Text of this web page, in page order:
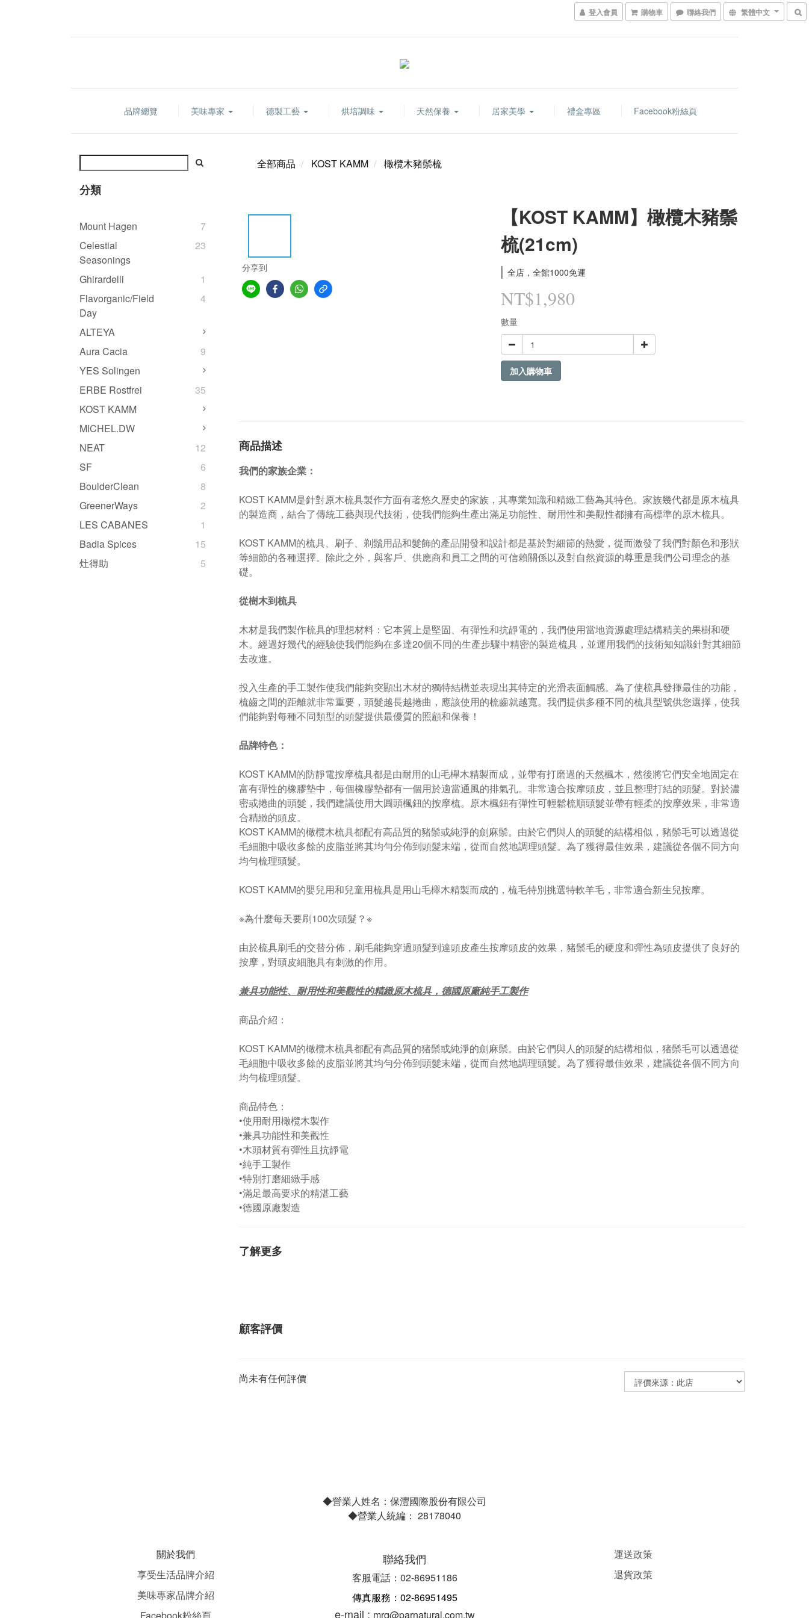
登入會員 購物車 聯絡我們 繁體中文
品牌總覽 美味專家 德製工藝 烘培調味 天然保養 居家美學 禮盒專區 Facebook粉絲頁
分類
Mount Hagen
7
Celestial
Seasonings
23
Ghirardelli
1
Flavorganic/Field
Day
4
ALTEYA
Aura Cacia
9
YES Solingen
ERBE Rostfrei
35
KOST KAMM
MICHEL.DW
NEAT
12
SF
6
BoulderClean
8
GreenerWays
2
LES CABANES
1
Badia Spices
15
灶得助
5
全部商品 KOST KAMM 橄欖木豬鬃梳
分享到
【KOST KAMM】橄欖木豬鬃
梳(21cm)
全店，全館1000免運
NT$1,980
數量
加入購物車
商品描述
我們的家族企業：
KOST KAMM是針對原木梳具製作方面有著悠久歷史的家族，其專業知識和精緻工藝為其特色。家族幾代都是原木梳具
的製造商，結合了傳統工藝與現代技術，使我們能夠生產出滿足功能性、耐用性和美觀性都擁有高標準的原木梳具。
KOST KAMM的梳具、刷子、剃鬚用品和髮飾的產品開發和設計都是基於對細節的熱愛，從而激發了我們對顏色和形狀
等細節的各種選擇。除此之外，與客戶、供應商和員工之間的可信賴關係以及對自然資源的尊重是我們公司理念的基
礎。
從樹木到梳具
木材是我們製作梳具的理想材料：它本質上是堅固、有彈性和抗靜電的，我們使用當地資源處理結構精美的果樹和硬
木。經過好幾代的經驗使我們能夠在多達20個不同的生產步驟中精密的製造梳具，並運用我們的技術知知識針對其細節
去改進。
投入生產的手工製作使我們能夠突顯出木材的獨特結構並表現出其特定的光滑表面觸感。為了使梳具發揮最佳的功能，
梳齒之間的距離就非常重要，頭髮越長越捲曲，應該使用的梳齒就越寬。我們提供多種不同的梳具型號供您選擇，使我
們能夠對每種不同類型的頭髮提供最優質的照顧和保養！
品牌特色：
KOST KAMM的防靜電按摩梳具都是由耐用的山毛櫸木精製而成，並帶有打磨過的天然楓木，然後將它們安全地固定在
富有彈性的橡膠墊中，每個橡膠墊都有一個用於適當通風的排氣孔。非常適合按摩頭皮，並且整理打結的頭髮。對於濃
密或捲曲的頭髮，我們建議使用大圓頭楓鈕的按摩梳。原木楓鈕有彈性可輕鬆梳順頭髮並帶有輕柔的按摩效果，非常適
合精緻的頭皮。
KOST KAMM的橄欖木梳具都配有高品質的豬鬃或純淨的劍麻鬃。由於它們與人的頭髮的結構相似，豬鬃毛可以透過從
毛細胞中吸收多餘的皮脂並將其均勻分佈到頭髮末端，從而自然地調理頭髮。為了獲得最佳效果，建議從各個不同方向
均勻梳理頭髮。
KOST KAMM的嬰兒用和兒童用梳具是用山毛櫸木精製而成的，梳毛特別挑選特軟羊毛，非常適合新生兒按摩。
※為什麼每天要刷100次頭髮？※
由於梳具刷毛的交替分佈，刷毛能夠穿過頭髮到達頭皮產生按摩頭皮的效果，豬鬃毛的硬度和彈性為頭皮提供了良好的
按摩，對頭皮細胞具有刺激的作用。
兼具功能性、耐用性和美觀性的精緻原木梳具，德國原廠純手工製作
商品介紹：
KOST KAMM的橄欖木梳具都配有高品質的猪鬃或純淨的劍麻鬃。由於它們與人的頭髮的結構相似，猪鬃毛可以透過從
毛細胞中吸收多餘的皮脂並將其均勻分佈到頭髮末端，從而自然地調理頭髮。為了獲得最佳效果，建議從各個不同方向
均勻梳理頭髮。
商品特色：
•使用耐用橄欖木製作
•兼具功能性和美觀性
•木頭材質有彈性且抗靜電
•純手工製作
•特別打磨細緻手感
•滿足最高要求的精湛工藝
•德國原廠製造
了解更多
顧客評價
尚未有任何評價
◆營業人姓名：保灃國際股份有限公司
◆營業人統編： 28178040
關於我們
享受生活品牌介紹
美味專家品牌介紹
聯絡我們
客服電話：02-86951186
傳真服務：02-86951495
e-mail : mrq@parnatural.com.tw
運送政策
退貨政策